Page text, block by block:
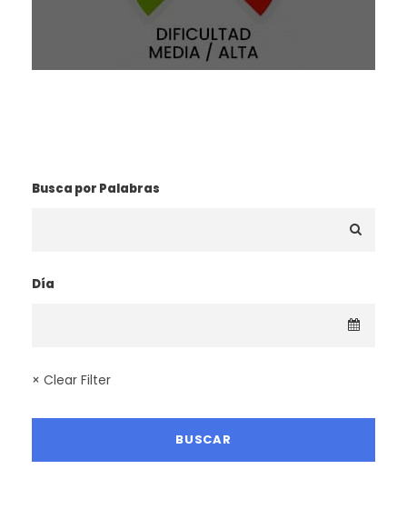
Busca por Palabras
Día
× Clear Filter